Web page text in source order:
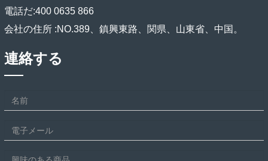
電話だ:400 0635 866
会社の住所 :NO.389、鎮興東路、関県、山東省、中国。
連絡する